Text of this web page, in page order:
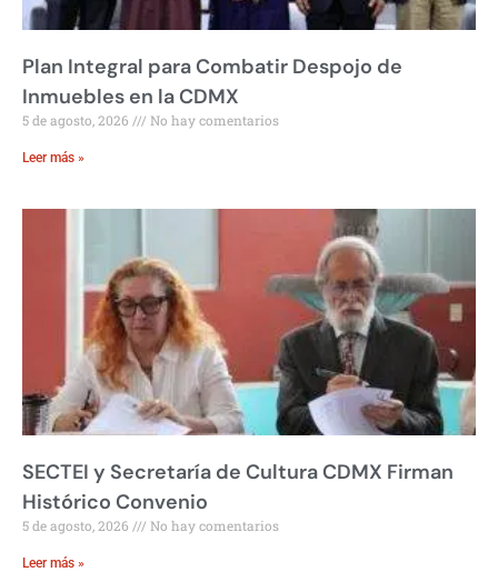
Plan Integral para Combatir Despojo de
Inmuebles en la CDMX
5 de agosto, 2026 No hay comentarios
Leer más »
SECTEI y Secretaría de Cultura CDMX Firman
Histórico Convenio
5 de agosto, 2026 No hay comentarios
Leer más »